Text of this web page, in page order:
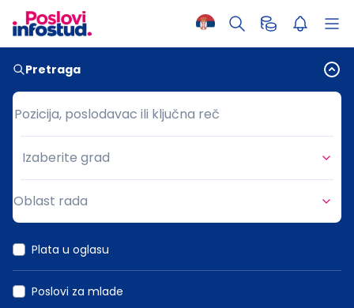
Pretraga
Pozicija, poslodavac ili ključna reč
Pozicija, poslodavac ili ključna reč
Grad
Izaberite grad
Oblast rada
Plata u oglasu
Poslovi za mlade